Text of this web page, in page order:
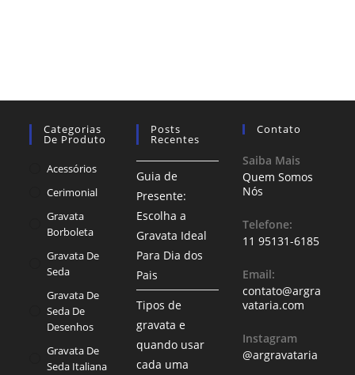
Categorias
De Produto
Acessórios
Cerimonial
Gravata
Borboleta
Gravata De
Seda
Gravata De
Seda De
Desenhos
Gravata De
Seda Italiana
Posts
Recentes
Guia de
Presente:
Escolha a
Gravata Ideal
Para Dia dos
Pais
Tipos de
gravata e
quando usar
cada uma
Contato
Saiba Mais
Quem Somos
Nós
Telefone:
11 95131-6185
Email:
contato@argra
vataria.com
Instagram
@argravataria